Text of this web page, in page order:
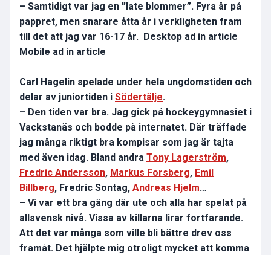
– Samtidigt var jag en ”late blommer”. Fyra år på
pappret, men snarare åtta år i verkligheten fram
till det att jag var 16-17 år. Desktop ad in article
Mobile ad in article
Carl Hagelin spelade under hela ungdomstiden och
delar av juniortiden i Södertälje.
– Den tiden var bra. Jag gick på hockeygymnasiet i
Vackstanäs och bodde på internatet. Där träffade
jag många riktigt bra kompisar som jag är tajta
med även idag. Bland andra Tony Lagerström,
Fredric Andersson, Markus Forsberg, Emil
Billberg, Fredric Sontag, Andreas Hjelm…
– Vi var ett bra gäng där ute och alla har spelat på
allsvensk nivå. Vissa av killarna lirar fortfarande.
Att det var många som ville bli bättre drev oss
framåt. Det hjälpte mig otroligt mycket att komma